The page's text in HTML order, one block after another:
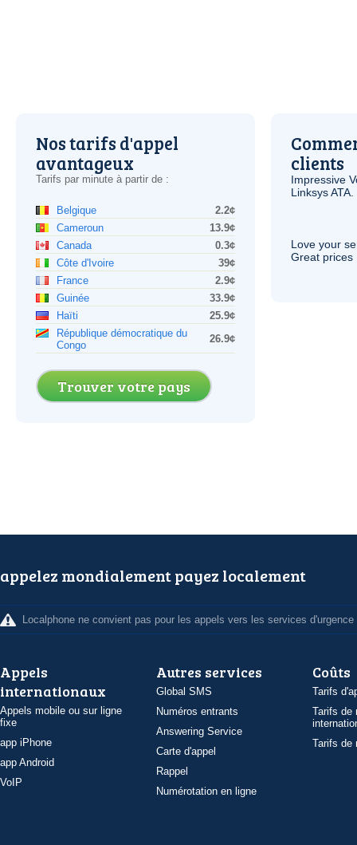
Nos tarifs d'appel
avantageux
Tarifs par minute à partir de :
Belgique
2.2¢
Cameroun
13.9¢
Canada
0.3¢
Côte d'Ivoire
39¢
France
2.9¢
Guinée
33.9¢
Haïti
25.9¢
République démocratique du
Congo
26.9¢
Trouver votre pays
clients
Impressive
LinksysATA
Love your
Great prices
appelez mondialement payez localement
Localphone ne convient pas pour les appels vers les services d'urgence
Appels
internationaux
Appels mobile ou sur ligne
fixe
app iPhone
app Android
VoIP
Autres services
Global SMS
Numéros entrants
Answering Service
Carte d'appel
Rappel
Numérotation en ligne
Coûts
Tarifs
Tarifs de
Tarifs de